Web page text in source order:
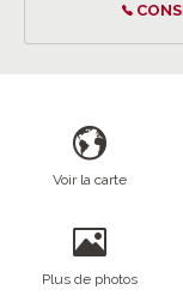
Voir la carte
Plus de photos